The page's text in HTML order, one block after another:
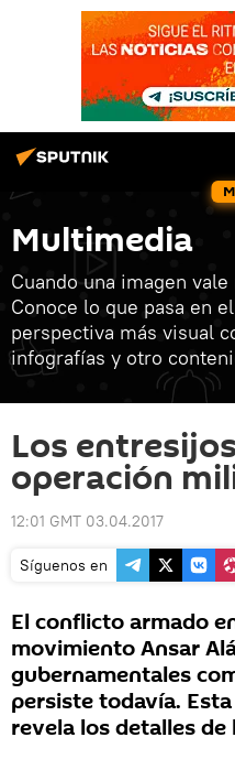
Multimedia
Cuando una imagen
Conoce lo que pasa en
perspectiva más visual
infografías y otro
Los
operación
12:01 GMT 03.04.2017
Síguenos en
El conflicto armado
movimiento Ansar
gubernamentales
persiste todavía.
revela los detalles